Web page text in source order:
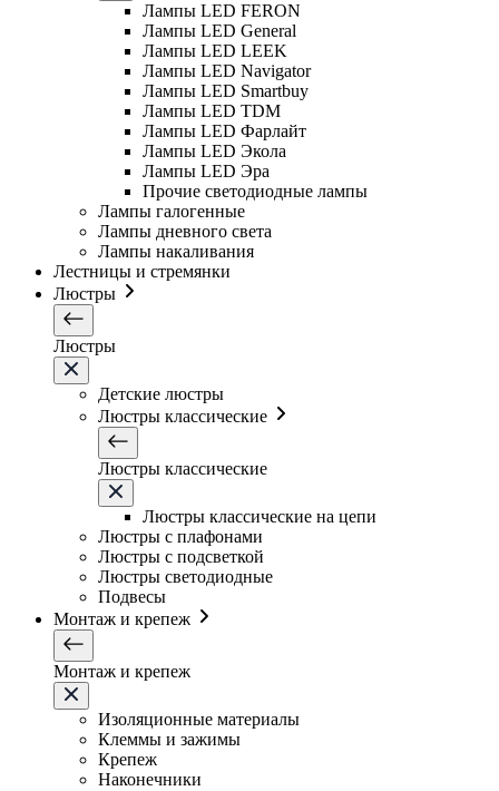
Лампы LED FERON
Лампы LED General
Лампы LED LEEK
Лампы LED Navigator
Лампы LED Smartbuy
Лампы LED TDM
Лампы LED Фарлайт
Лампы LED Экола
Лампы LED Эра
Прочие светодиодные лампы
Лампы галогенные
Лампы дневного света
Лампы накаливания
Лестницы и стремянки
Люстры
Люстры
Детские люстры
Люстры классические
Люстры классические
Люстры классические на цепи
Люстры с плафонами
Люстры с подсветкой
Люстры светодиодные
Подвесы
Монтаж и крепеж
Монтаж и крепеж
Изоляционные материалы
Клеммы и зажимы
Крепеж
Наконечники